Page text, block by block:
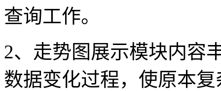
查询工作。
2、走势图展示模块内容
数据变化过程，使原本